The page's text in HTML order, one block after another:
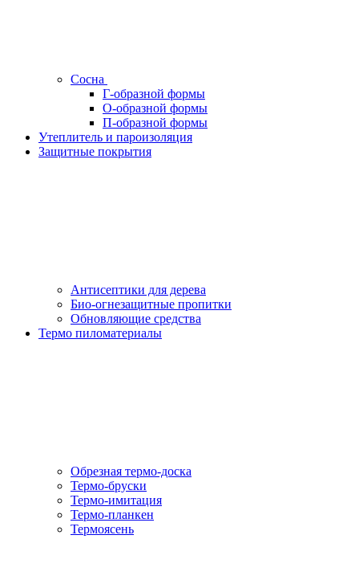
Сосна
Г-образной формы
О-образной формы
П-образной формы
Утеплитель и пароизоляция
Защитные покрытия
Антисептики для дерева
Био-огнезащитные пропитки
Обновляющие средства
Термо пиломатериалы
Обрезная термо-доска
Термо-бруски
Термо-имитация
Термо-планкен
Термоясень